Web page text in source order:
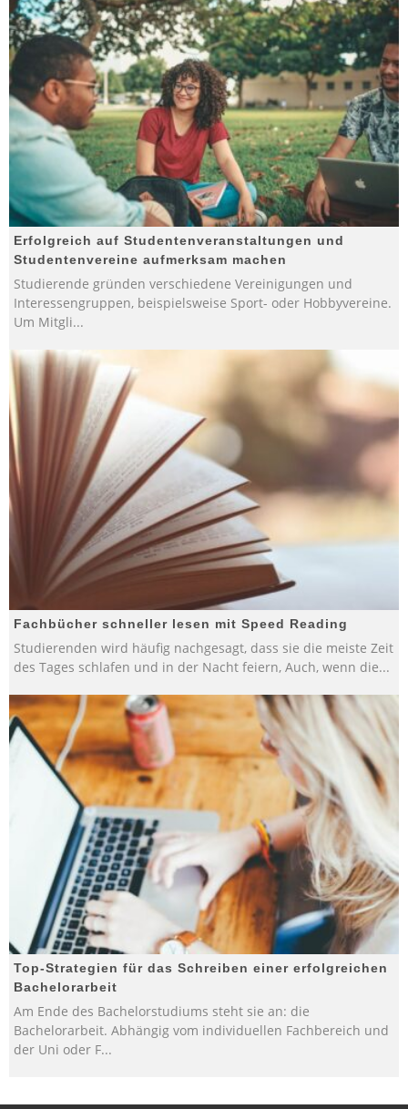
Erfolgreich auf Studentenveranstaltungen und
Studentenvereine aufmerksam machen
Studierende gründen verschiedene Vereinigungen und
Interessengruppen, beispielsweise Sport- oder Hobbyvereine.
Um Mitgli...
Fachbücher schneller lesen mit Speed Reading
Studierenden wird häufig nachgesagt, dass sie die meiste Zeit
des Tages schlafen und in der Nacht feiern, Auch, wenn die...
Top-Strategien für das Schreiben einer erfolgreichen
Bachelorarbeit
Am Ende des Bachelorstudiums steht sie an: die
Bachelorarbeit. Abhängig vom individuellen Fachbereich und
der Uni oder F...